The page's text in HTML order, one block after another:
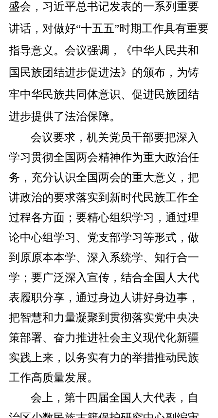
盛会， 习近平总书记发表的一系列重要
讲话，对做好“十五五”时期工作具有重要
指导意义。 会议强调，
《中华人民共和
国民族团结进步促进法》的颁布， 为铸
牢中华民族共同体意识、 促进民族团结
进步提供了法治保障。
会议要求 ， 机关党员干部要把深入
学习贯彻全国两会精神作为重大政治任
务， 充分认识全国两会的重大意义，把
讲政治的要求落实到新时代民族工作全
过程各方面；要精心组织学习， 通过理
论中心组学习、党支部学习等形式，做
到原原本本学、深入系统学、知行合一
学；要广泛深入宣传，结合全国 人大代
表履职分享， 通过身边人讲好身边事，
把智慧和力量凝聚到贯彻落实党中央决
策部署、奋力推进社会主义现代化新疆
实践上来， 以务实有力的举措推动民族
工作高质量发展。
会上，第十四届全国人大代表，自